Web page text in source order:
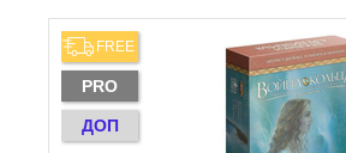
FREE
PRO
ДОП